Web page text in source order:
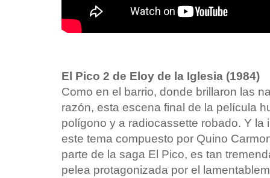
El Pico 2 de Eloy de la Iglesia (1984)
Como en el barrio, donde brillaron las
razón, esta escena final de la película
polígono y a radiocassette robado. Y
este tema compuesto por Quino
parte de la saga El Pico, es tan
pelea protagonizada por el